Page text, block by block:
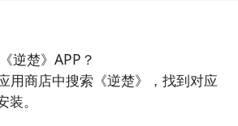
供了一系列紧张刺激的修真小说。
个充满剑术和江湖豪杰的世界，与
影的故事。这款APP提供了许多精
逆楚》APP？
用商店中搜索《逆楚》，找到对应
。